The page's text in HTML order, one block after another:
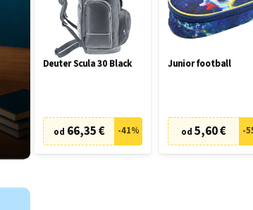
Deuter Scula 30 Black
od 66,35 € -41%
Junior football
od 5,60 € -